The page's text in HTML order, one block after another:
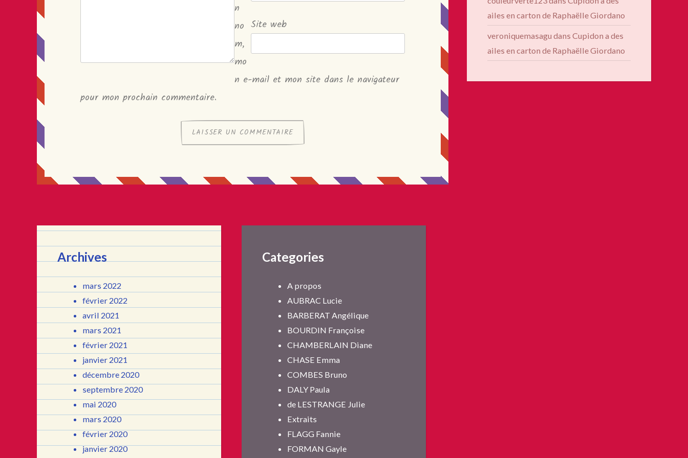
Site web
n
no
m,
mo
n e-mail et mon site dans le navigateur
pour mon prochain commentaire.
ailes en carton de Raphaëlle Giordano
veroniquemasagu dans Cupidon a des
ailes en carton de Raphaëlle Giordano
Archives
mars 2022
février 2022
avril 2021
mars 2021
février 2021
janvier 2021
décembre 2020
septembre 2020
mai 2020
mars 2020
février 2020
janvier 2020
Categories
A propos
AUBRAC Lucie
BARBERAT Angélique
BOURDIN Françoise
CHAMBERLAIN Diane
CHASE Emma
COMBES Bruno
DALY Paula
de LESTRANGE Julie
Extraits
FLAGG Fannie
FORMAN Gayle